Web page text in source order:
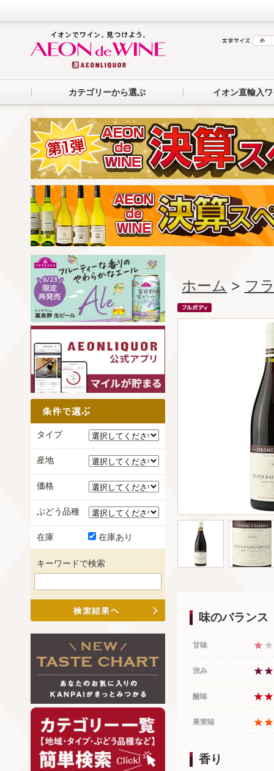
カテゴリーから選ぶ イオン直輸入
ホーム > フ
味のバランス
甘味
渋み
酸味
果実味
香り
タイプ
産地
価格
ぶどう品種
在庫 在庫あり
キーワードで検索